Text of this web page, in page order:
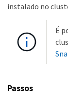
instalado no
É
Passos